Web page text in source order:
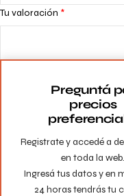
Tu valoración *
Guarda mi nombre,
la próxima vez que comente.
Registrate y accedé a
en toda la web.
Ingresá tus datos y en
24 horas tendrás tu
Preguntá
precios